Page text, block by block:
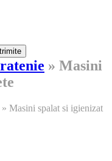
trimite
» Masini
» Masini spalat si igienizat